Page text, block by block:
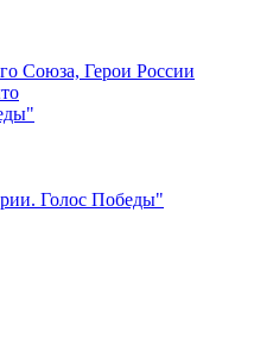
Союза, Герои России
Голос Победы"